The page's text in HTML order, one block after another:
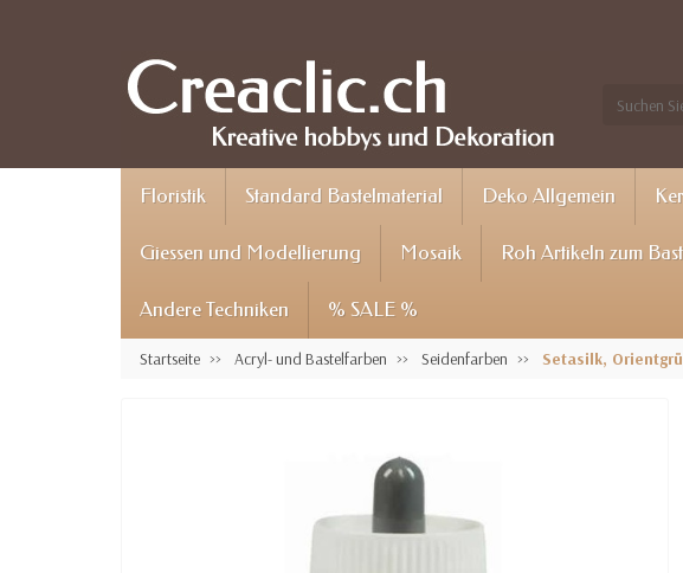
Floristik Standard Bastelmaterial Deko Allgemein
Giessen und Modellierung Mosaik Roh Artikeln zum
Andere Techniken % SALE %
Startseite Acryl- und Bastelfarben Seidenfarben Setasilk,